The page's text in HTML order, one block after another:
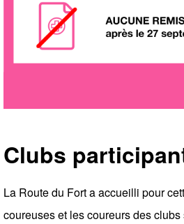
Clubs
La Route du Fort a accueilli pour
coureuses et les coureurs des clubs